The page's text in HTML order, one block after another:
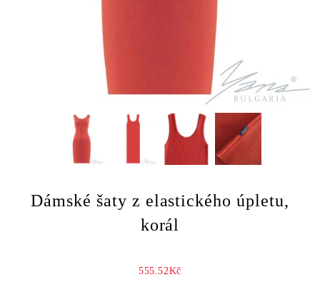
Dámské šaty z elastického úpletu,
korál
555.52Kč